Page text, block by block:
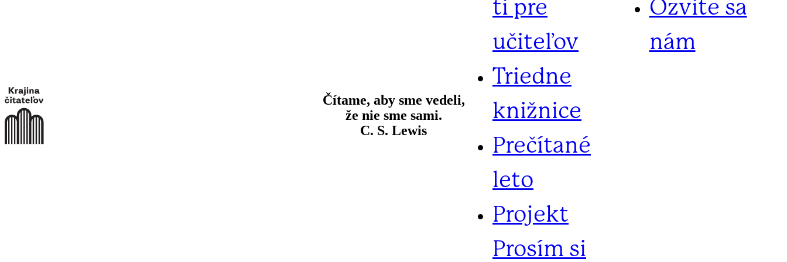
Čítame, aby sme vedeli,
že nie sme sami.
C. S. Lewis
ti pre
učiteľov
Triedne
knižnice
Prečítané
leto
Projekt
Prosím si
Ozvite sa
nám